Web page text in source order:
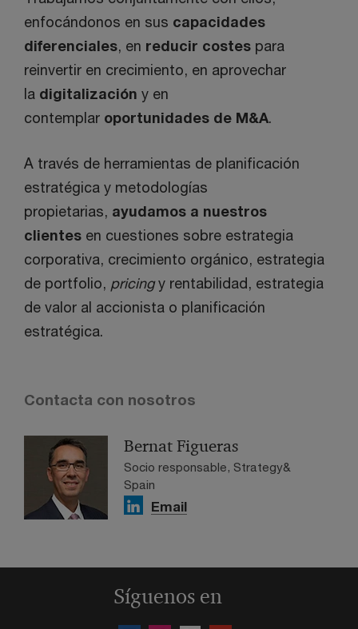
enfocándonos en sus capacidades
diferenciales, en reducir costes para
reinvertir en crecimiento, en aprovechar
la digitalización y en
contemplar oportunidades de M&A.
A través de herramientas de planificación
estratégica y metodologías
propietarias, ayudamos a nuestros
clientes en cuestiones sobre estrategia
corporativa, crecimiento orgánico, estrategia
de portfolio, pricingy rentabilidad, estrategia
de valor al accionista o planificación
estratégica.
Contacta con nosotros
Bernat Figueras
Socio responsable, Strategy&
Spain
Email
Síguenos en